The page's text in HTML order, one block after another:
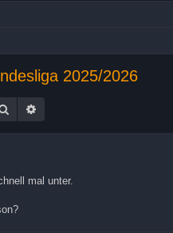
2025/2026
Suche
mal unter.